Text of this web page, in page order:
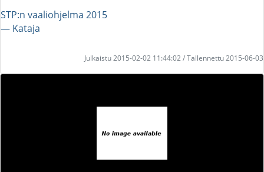
STP:n vaaliohjelma 2015
― Kataja
Julkaistu 2015-02-02 11:44:02 / Tallennettu 2015-06-03